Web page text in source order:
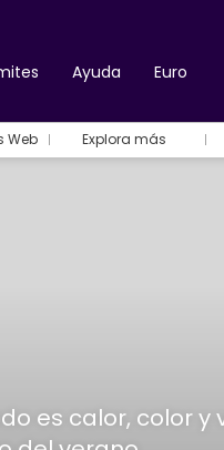
Ayuda Euro
Web Explora más
es calor, color y